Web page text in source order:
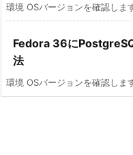
環境 OSバージョンを確認し
Fedora 36に
法
環境 OSバージョンを確認し